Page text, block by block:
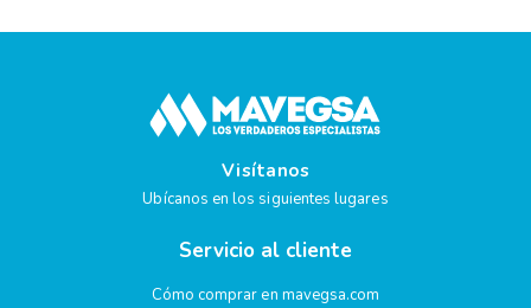
Visítanos
Ubícanos en los siguientes lugares
Servicio al cliente
Cómo comprar en mavegsa.com